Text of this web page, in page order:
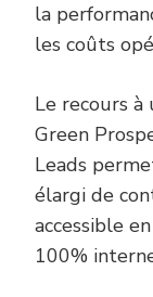
la
les coûts
Le recours à
Green
Leads
élargi de
accessible
100%